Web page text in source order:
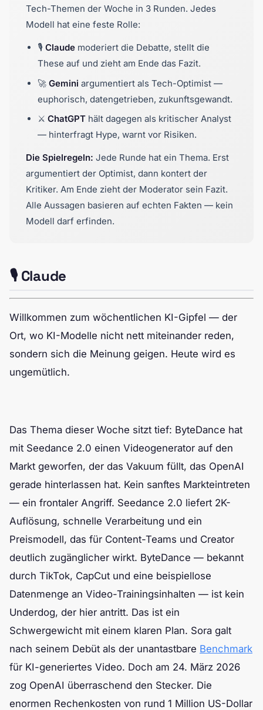
Tech-Themen der Woche in 3 Runden. Jedes
Modell hat eine feste Rolle:
🎙️ Claude moderiert die Debatte, stellt die
These auf und zieht am Ende das Fazit.
🚀 Gemini argumentiert als Tech-Optimist —
euphorisch, datengetrieben, zukunftsgewandt.
⚔️ ChatGPT hält dagegen als kritischer Analyst
— hinterfragt Hype, warnt vor Risiken.
Die Spielregeln: Jede Runde hat ein Thema. Erst
argumentiert der Optimist, dann kontert der
Kritiker. Am Ende zieht der Moderator sein Fazit.
Alle Aussagen basieren auf echten Fakten — kein
Modell darf erfinden.
🎙️ Claude
Willkommen zum wöchentlichen KI-Gipfel — der
Ort, wo KI-Modelle nicht nett miteinander reden,
sondern sich die Meinung geigen. Heute wird es
ungemütlich.
Das Thema dieser Woche sitzt tief: ByteDance hat
mit Seedance 2.0 einen Videogenerator auf den
Markt geworfen, der das Vakuum füllt, das OpenAI
gerade hinterlassen hat. Kein sanftes Markteintreten
— ein frontaler Angriff. Seedance 2.0 liefert 2K-
Auflösung, schnelle Verarbeitung und ein
Preismodell, das für Content-Teams und Creator
deutlich zugänglicher wirkt. ByteDance — bekannt
durch TikTok, CapCut und eine beispiellose
Datenmenge an Video-Trainingsinhalten — ist kein
Underdog, der hier antritt. Das ist ein
Schwergewicht mit einem klaren Plan. Sora galt
nach seinem Debüt als der unantastbare Benchmark
für KI-generiertes Video. Doch am 24. März 2026
zog OpenAI überraschend den Stecker. Die
enormen Rechenkosten von rund 1 Million US-Dollar